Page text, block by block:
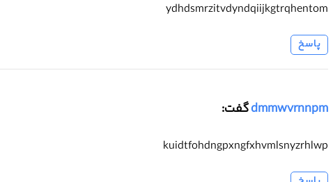
ydhdsmrzitvdyndqiijkgtrqhentom
پاسخ
dmmwvrnnpmگفت:
kuidtfohdngpxngfxhvmlsnyzrhlwp